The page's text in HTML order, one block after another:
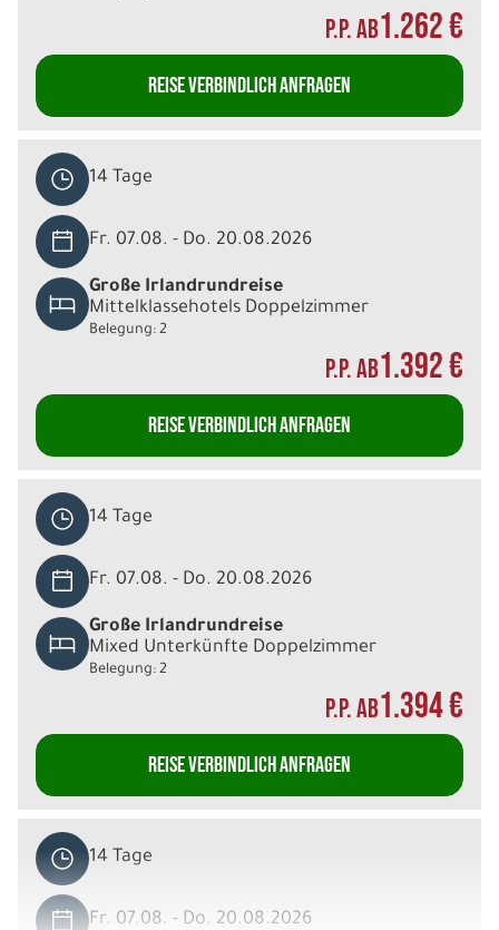
P.P. AB1.262 €
REISE VERBINDLICH ANFRAGEN
14 Tage
Fr. 07.08. - Do. 20.08.2026
Große Irlandrundreise
Mittelklassehotels Doppelzimmer
Belegung: 2
P.P. AB1.392 €
REISE VERBINDLICH ANFRAGEN
14 Tage
Fr. 07.08. - Do. 20.08.2026
Große Irlandrundreise
Mixed Unterkünfte Doppelzimmer
Belegung: 2
P.P. AB1.394 €
REISE VERBINDLICH ANFRAGEN
14 Tage
Fr. 07.08. - Do. 20.08.2026